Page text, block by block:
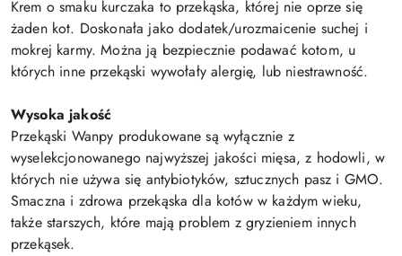
Krem o smaku kurczaka to przekąska, której nie oprze się
żaden kot. Doskonała jako dodatek/urozmaicenie suchej i
mokrej karmy. Można ją bezpiecznie podawać kotom, u
których inne przekąski wywołały alergię, lub niestrawność.
Wysoka jakość
Przekąski Wanpy produkowane są wyłącznie z
wyselekcjonowanego najwyższej jakości mięsa, z hodowli, w
których nie używa się antybiotyków, sztucznych pasz i GMO.
Smaczna i zdrowa przekąska dla kotów w każdym wieku,
także starszych, które mają problem z gryzieniem innych
przekąsek.